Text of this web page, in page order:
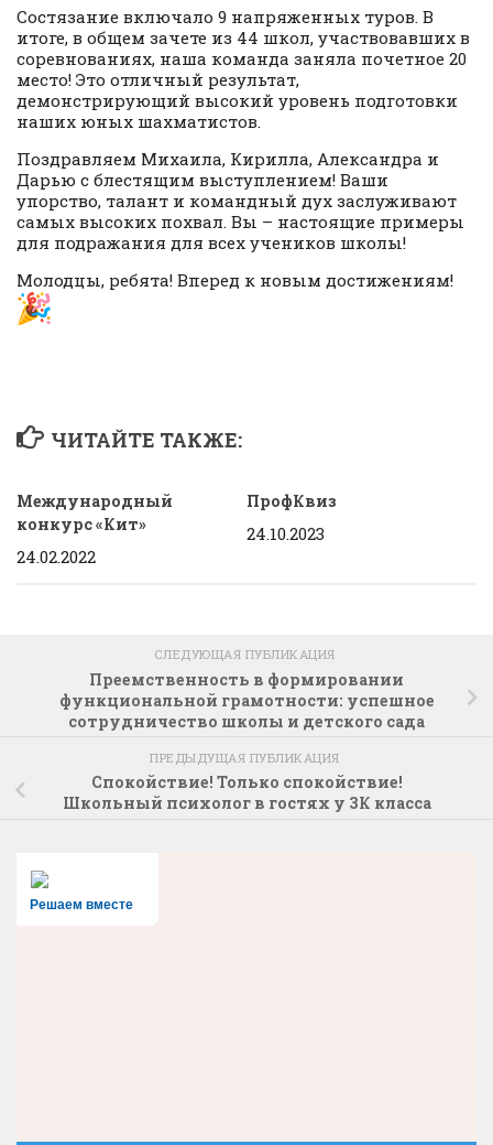
Состязание включало 9 напряженных туров. В
итоге, в общем зачете из 44 школ, участвовавших в
соревнованиях, наша команда заняла почетное 20
место! Это отличный результат,
демонстрирующий высокий уровень подготовки
наших юных шахматистов.
Поздравляем Михаила, Кирилла, Александра и
Дарью с блестящим выступлением! Ваши
упорство, талант и командный дух заслуживают
самых высоких похвал. Вы – настоящие примеры
для подражания для всех учеников школы!
Молодцы, ребята! Вперед к новым достижениям!
ЧИТАЙТЕ ТАКЖЕ:
Международный
конкурс «Кит»
24.02.2022
ПрофКвиз
24.10.2023
СЛЕДУЮЩАЯ ПУБЛИКАЦИЯ
Преемственность в формировании
функциональной грамотности: успешное
сотрудничество школы и детского сада
ПРЕДЫДУЩАЯ ПУБЛИКАЦИЯ
Спокойствие! Только спокойствие!
Школьный психолог в гостях у 3К класса
Решаем вместе